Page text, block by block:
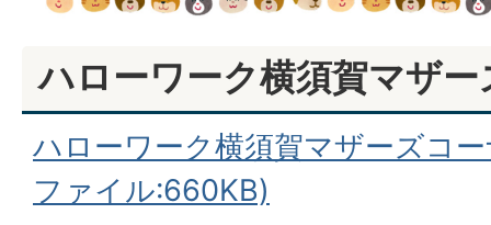
ハローワーク横須賀マザ
ハローワーク横須賀マザーズコ
ファイル:660KB)